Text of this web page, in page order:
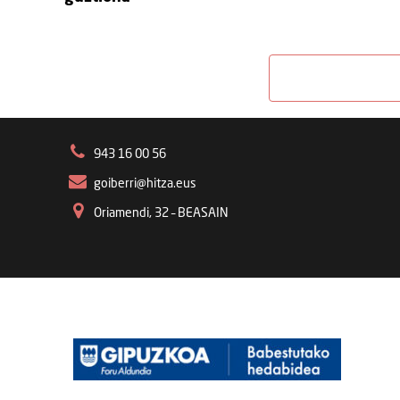
943 16 00 56
goiberri@hitza.eus
Oriamendi, 32 – BEASAIN